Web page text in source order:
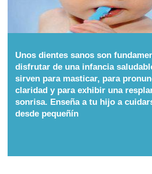
Calculadoras
Nombres
Unos dientes sanos son
disfrutar de una infancia
sirven para masticar, para
claridad y para exhibir una
sonrisa. Enseña a tu hijo a
desde pequeñín